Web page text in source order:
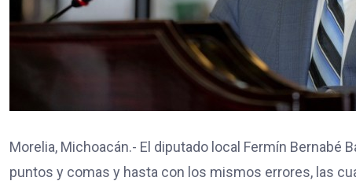
Morelia, Michoacán.- El diputado local Fermín
puntos y comas y hasta con los mismos errores, las